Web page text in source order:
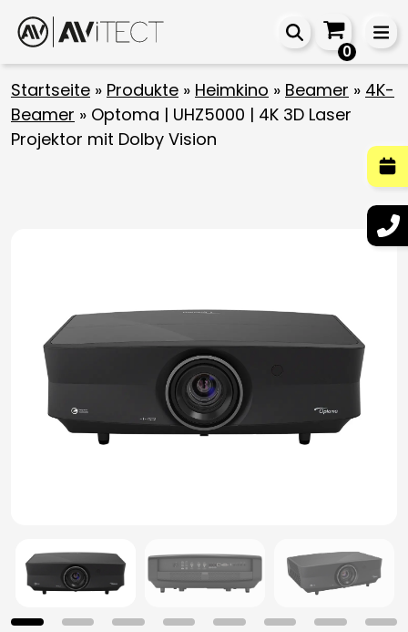
0
Startseite » Produkte » Heimkino » Beamer » 4K-
Beamer » Optoma | UHZ5000 | 4K 3D Laser
Projektor mit Dolby Vision